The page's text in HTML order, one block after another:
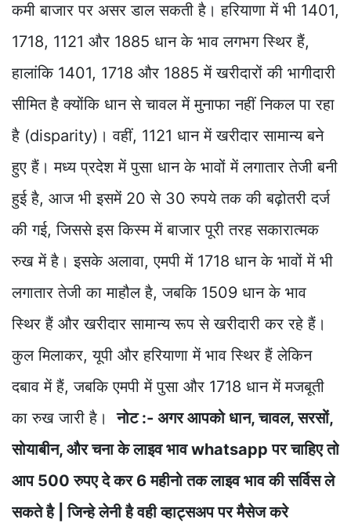
कमी बाजार पर असर डाल सकती है। हरियाणा में भी 1401,
1718, 1121 और 1885 धान के भाव लगभग स्थिर हैं,
हालांकि 1401, 1718 और 1885 में खरीदारों की भागीदारी
सीमित है क्योंकि धान से चावल में मुनाफा नहीं निकल पा रहा
है (disparity)। वहीं, 1121 धान में खरीदार सामान्य बने
हुए हैं। मध्य प्रदेश में पुसा धान के भावों में लगातार तेजी बनी
हुई है, आज भी इसमें 20 से 30 रुपये तक की बढ़ोतरी दर्ज
की गई, जिससे इस किस्म में बाजार पूरी तरह सकारात्मक
रुख में है। इसके अलावा, एमपी में 1718 धान के भावों में भी
लगातार तेजी का माहौल है, जबकि 1509 धान के भाव
स्थिर हैं और खरीदार सामान्य रूप से खरीदारी कर रहे हैं।
कुल मिलाकर, यूपी और हरियाणा में भाव स्थिर हैं लेकिन
दबाव में हैं, जबकि एमपी में पुसा और 1718 धान में मजबूती
का रुख जारी है।नोट :- अगर आपको धान, चावल, सरसों,
सोयाबीन, और चना के लाइव भाव whatsapp पर चाहिए तो
आप 500 रुपए दे कर 6 महीनो तक लाइव भाव की सर्विस ले
सकते है | जिन्हे लेनी है वही व्हाट्सअप पर मैसेज करे